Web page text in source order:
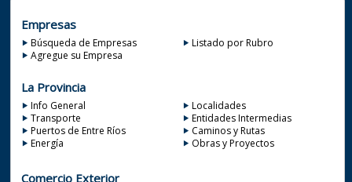
Empresas
Búsqueda de Empresas
Listado por Rubro
Agregue su Empresa
La Provincia
Info General
Localidades
Transporte
Entidades Intermedias
Puertos de Entre Ríos
Caminos y Rutas
Energía
Obras y Proyectos
Comercio Exterior